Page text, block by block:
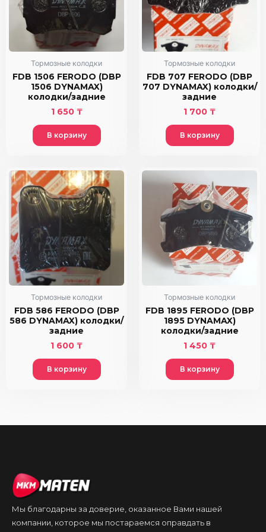
Тормозные колодки
FDB 1506 FERODO (DBP
1506 DYNAMAX)
колодки/задние
1 650 ₸
В корзину
Тормозные колодки
FDB 707 FERODO (DBP
707 DYNAMAX) колодки/
задние
1 700 ₸
В корзину
Тормозные колодки
FDB 586 FERODO (DBP
586 DYNAMAX) колодки/
задние
1 600 ₸
В корзину
Тормозные колодки
FDB 1895 FERODO (DBP
1895 DYNAMAX)
колодки/задние
1 450 ₸
В корзину
Мы благодарны за доверие, оказанное Вами нашей
компании, которое мы постараемся оправдать в